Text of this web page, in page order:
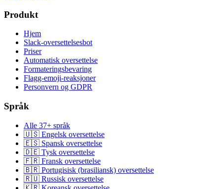
Produkt
Hjem
Slack-oversettelsesbot
Priser
Automatisk oversettelse
Formateringsbevaring
Flagg-emoji-reaksjoner
Personvern og GDPR
Språk
Alle 37+ språk
🇺🇸 Engelsk oversettelse
🇪🇸 Spansk oversettelse
🇩🇪 Tysk oversettelse
🇫🇷 Fransk oversettelse
🇧🇷 Portugisisk (brasiliansk) oversettelse
🇷🇺 Russisk oversettelse